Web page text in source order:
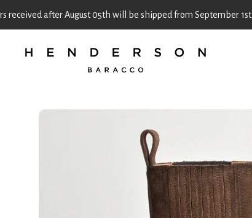
received after August 05th will be shipped from September 1st